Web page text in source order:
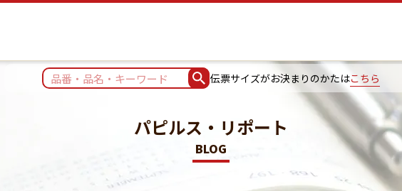
伝票サイズがお決まりのかたはこちら
パピルス・リポート
BLOG